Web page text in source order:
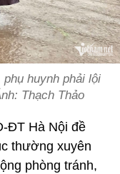
huynh phải lội
Thạch Thảo
ĐT Hà Nội đề
thường xuyên
phòng tránh,